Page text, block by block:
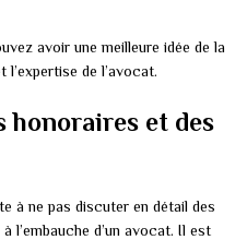
avoir une meilleure idée de la
de l’avocat.
honoraires et des
à ne pas discuter en détail des
l’embauche d’un avocat. Il est